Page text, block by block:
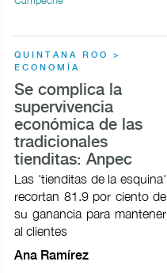
QUINTANA ROO >
ECONOMÍA
Se complica la
supervivencia
económica de las
tradicionales
tienditas: Anpec
Las 'tienditas de la esquina'
recortan 81.9 por ciento de
su ganancia para mantener
al clientes
Ana Ramírez